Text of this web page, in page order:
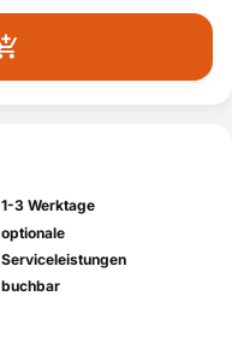
1-3 Werktage
optionale
Serviceleistungen
buchbar